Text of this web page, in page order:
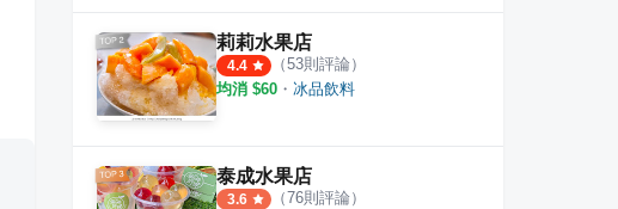
莉莉水果店
4.4 （53則評論）
均消 $60 ・ 冰品飲料
泰成水果店
3.6 （76則評論）